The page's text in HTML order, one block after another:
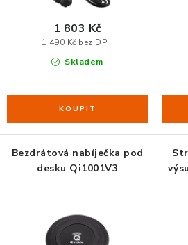
Skladem
1 490 Kč bez DPH
1 803 Kč
Bezdrátová nabíječka pod
desku Qi1001V3